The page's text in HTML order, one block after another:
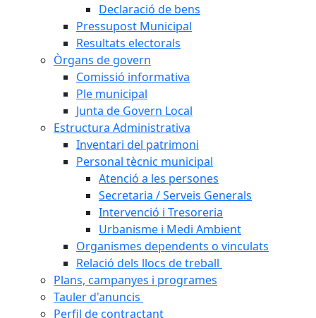
Declaració de bens
Pressupost Municipal
Resultats electorals
Òrgans de govern
Comissió informativa
Ple municipal
Junta de Govern Local
Estructura Administrativa
Inventari del patrimoni
Personal tècnic municipal
Atenció a les persones
Secretaria / Serveis Generals
Intervenció i Tresoreria
Urbanisme i Medi Ambient
Organismes dependents o vinculats
Relació dels llocs de treball
Plans, campanyes i programes
Tauler d'anuncis
Perfil de contractant